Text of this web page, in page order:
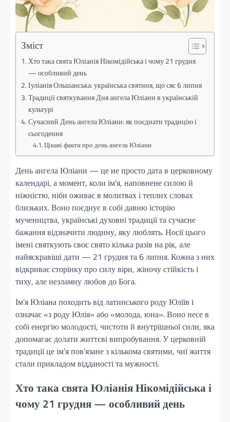
Зміст
Хто така свята Юліанія Нікомідійська і чому 21 грудня
— особливий день
Іуліанія Ольшанська: українська святиня, що сяє 6 липня
Традиції святкування Дня ангела Юліани в українській
культурі
Сучасний День ангела Юліани: як поєднати традицію і
сьогодення
Цікаві факти про день ангела Юліани
День ангела Юліани — це не просто дата в церковному
календарі, а момент, коли ім’я, наповнене силою й
ніжністю, ніби оживає в молитвах і теплих словах
близьких. Воно поєднує в собі давню історію
мучеництва, українські духовні традиції та сучасне
бажання відзначити людину, яку люблять. Носії цього
імені святкують своє свято кілька разів на рік, але
найяскравіші дати — 21 грудня та 6 липня. Кожна з них
відкриває сторінку про силу віри, жіночу стійкість і
тиху, але незламну любов до Бога.
Ім’я Юліана походить від латинського роду Юліїв і
означає «з роду Юлія» або «молода, юна». Воно несе в
собі енергію молодості, чистоти й внутрішньої сили, яка
допомагає долати життєві випробування. У церковній
традиції це ім’я пов’язане з кількома святими, чиї життя
стали прикладом відданості та мужності.
Хто така свята Юліанія Нікомідійська і
чому 21 грудня — особливий день